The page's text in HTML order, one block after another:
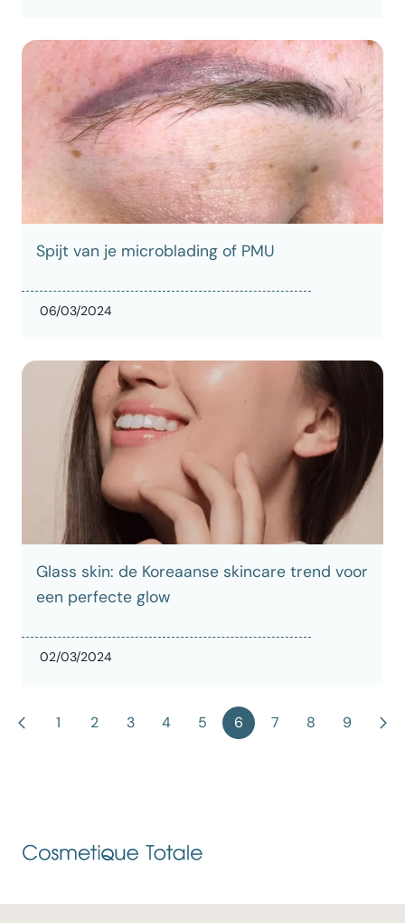
Spijt van je microblading of PMU
06/03/2024
Glass skin: de Koreaanse skincare trend voor
een perfecte glow
02/03/2024
Previous1 2 3 4 5 6 7 8
9